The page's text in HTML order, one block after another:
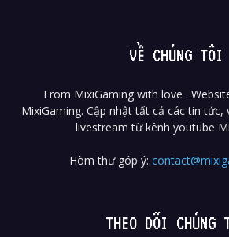
VỀ CHÚNG TÔI
From MixiGaming with love .
MixiGaming. Cập nhật tất cả các tin tức,
livestream từ kênh youtube
Hòm thư góp ý:
THEO DÕI CHÚNG